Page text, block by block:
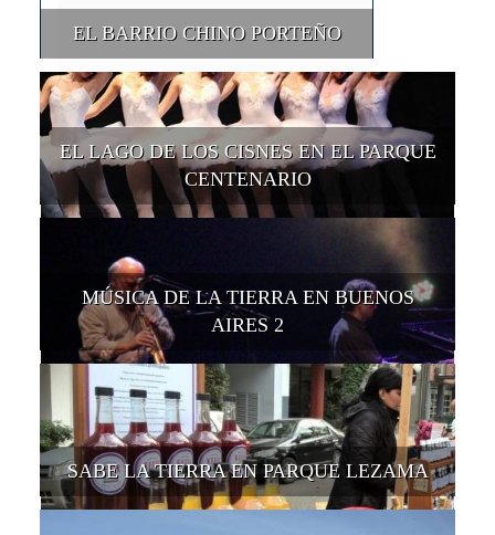
EL BARRIO CHINO PORTEÑO
EL LAGO DE LOS CISNES EN EL PARQUE
CENTENARIO
MÚSICA DE LA TIERRA EN BUENOS
AIRES 2
SABE LA TIERRA EN PARQUE LEZAMA